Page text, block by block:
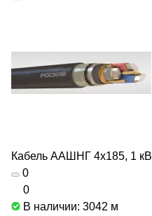
Кабель ААШНГ 4х185, 1 кВ
0
0
В наличии: 3042 м